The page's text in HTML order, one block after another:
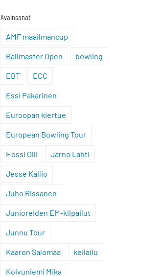
Avainsanat
AMF maailmancup
Ballmaster Open bowling
EBT ECC
Essi Pakarinen
Euroopan kiertue
European Bowling Tour
Hossi Olli Jarno Lahti
Jesse Kallio
Juho Rissanen
Junioreiden EM-kilpailut
Junnu Tour
Kaaron Salomaa keilailu
Koivuniemi Mika